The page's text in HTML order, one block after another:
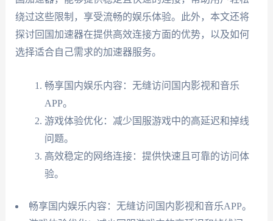
绕过这些限制，享受流畅的娱乐体验。此外，本文还将
探讨回国加速器在提供高效连接方面的优势，以及如何
选择适合自己需求的加速器服务。
畅享国内娱乐内容：无缝访问国内影视和音乐
APP。
游戏体验优化：减少国服游戏中的高延迟和掉线
问题。
高效稳定的网络连接：提供快速且可靠的访问体
验。
畅享国内娱乐内容：无缝访问国内影视和音乐APP。